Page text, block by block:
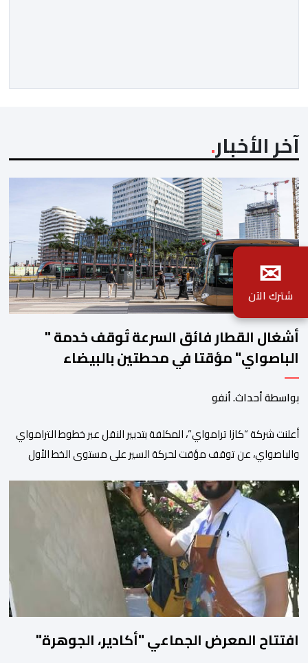
المسؤول الوحيد المباشر والمنتخب من قِبل 211 اتحادا […]
آخر الأخبار
أشغال القطار فائق السرعة تُوقف خدمة "
الباصواي" مؤقتا في محطتين بالبيضاء
بواسطة أحداث. أنفو
أعلنت شركة “كازا ترامواي”، المكلفة بتدبير النقل عبر خطوط الترامواي
والباصواي، عن توقف مؤقت لحركة السير على مستوى الخط الأول
2026. وأشارت الشركة، عبر إشعار رسمي وجهته لمستعملي الخط، أن
هذا التوقف المؤقت يأتي في إطار الأشغال الخاصة بتهيئة مشروع الخط
الكبيير للقطار فائق […]
افتتاح المعرض الجماعي "أكادير، الجوهرة"
✉
شترك الآن